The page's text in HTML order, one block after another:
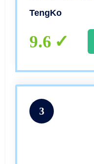
SMA (2-pack)
TengKo
9.6
3